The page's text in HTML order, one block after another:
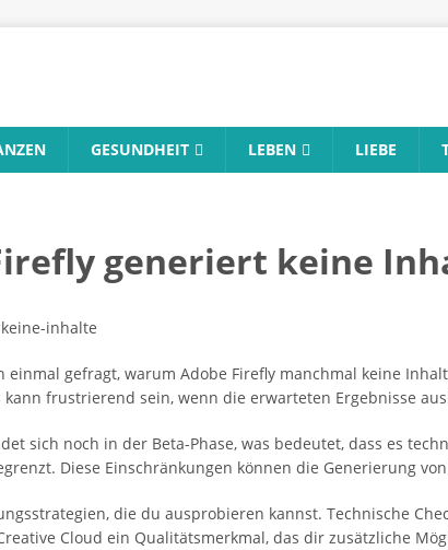
GESUNDHEIT LEBEN LIEBE
generiert keine
einmal gefragt, warum Adobe Firefly manchmal keine
kann frustrierend sein, wenn die erwarteten Ergebnisse
sich noch in der Beta-Phase, was bedeutet, dass es
Diese Einschränkungen können die Generierung
die du ausprobieren kannst. Technische
Cloud ein Qualitätsmerkmal, das dir zusätzliche